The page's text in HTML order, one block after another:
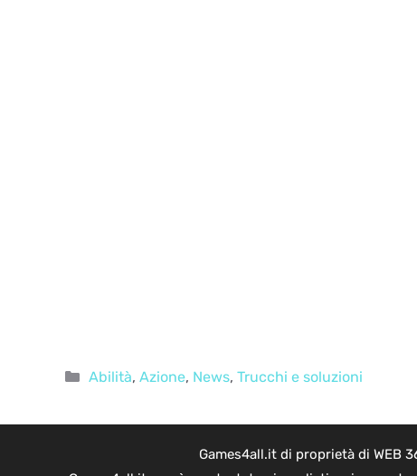
Categorie
Abilità, Azione, News, Trucchi e soluzioni
Games4all.it di proprietà di WEB